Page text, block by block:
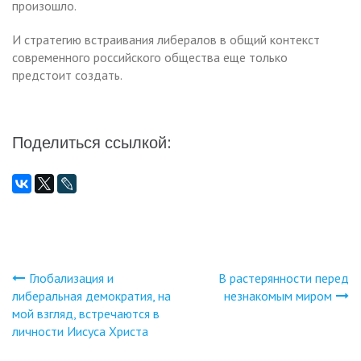
произошло.
И стратегию встраивания либералов в общий контекст
современного российского общества еще только
предстоит создать.
Поделиться ссылкой:
Навигация
по
Глобализация и
либеральная демократия, на
мой взгляд, встречаются в
личности Иисуса Христа
В растерянности перед
незнакомым миром